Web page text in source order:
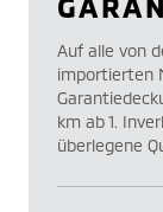
Auf alle von
importierten
km ab 1.
überlegene